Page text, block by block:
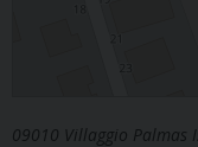
09010 Villaggio Palmas